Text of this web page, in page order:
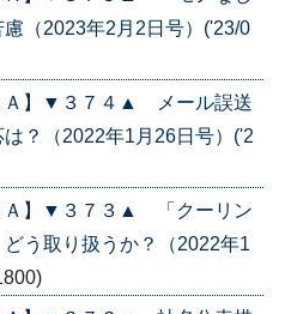
（2023年2月2日号）('23/0
Ａ】▼３７４▲ メール誤送
？（2022年1月26日号）('2
Ａ】▼３７３▲ 「クーリン
う取り扱うか？（2022年1